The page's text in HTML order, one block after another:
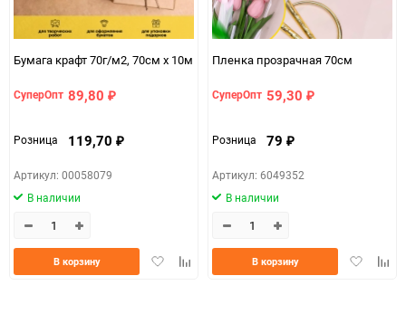
ЦветНоменклатуры черный
Бумага крафт 70г/м2, 70см x 10м
СуперОпт 89,80 ₽
Розница 119,70 ₽
Артикул: 00058079
В наличии
ДобавитьДобавить
В корзину
Пленка прозрачная 70см
СуперОпт 59,30 ₽
Розница 79 ₽
Артикул: 6049352
В наличии
Добавить
В корзину